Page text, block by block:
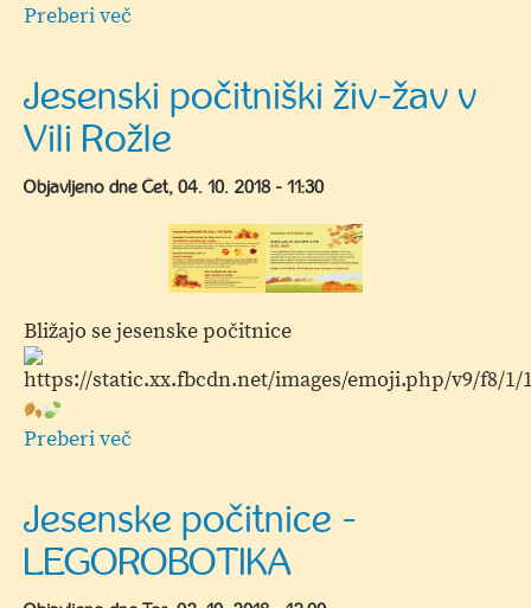
Preberi več
Mala
Napotnikova
kiparska
in
otvoritev
razstave
Jesenski počitniški živ-žav v
Vili Rožle
Objavljeno dne Čet, 04. 10. 2018 - 11:30
Bližajo se jesenske počitnice
Preberi več
počitniški
živ-
žav
Jesenske počitnice -
LEGOROBOTIKA